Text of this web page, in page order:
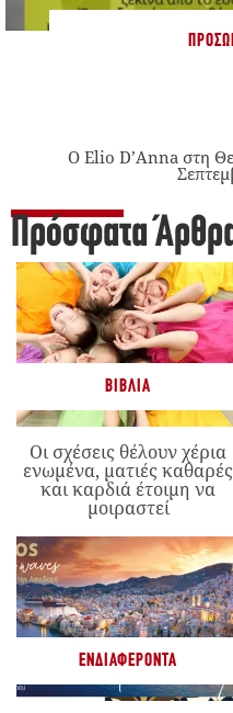
Ο Elio D’Anna στη
Πρόσφατα
ΒΙΒΛΊΑ
Οι σχέσεις θέλουν χέρια
ενωμένα, ματιές καθαρές
και καρδιά έτοιμη να
μοιραστεί
ΕΝΔΙΑΦΈΡΟΝΤΑ